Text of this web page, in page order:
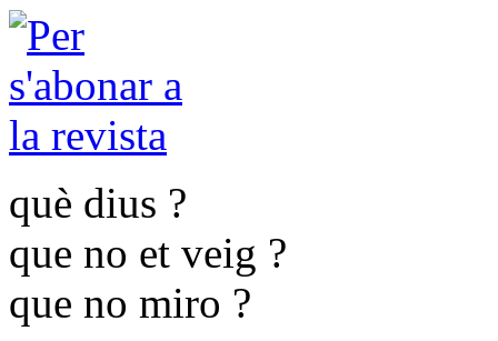
què dius ?
que no et veig ?
que no miro ?